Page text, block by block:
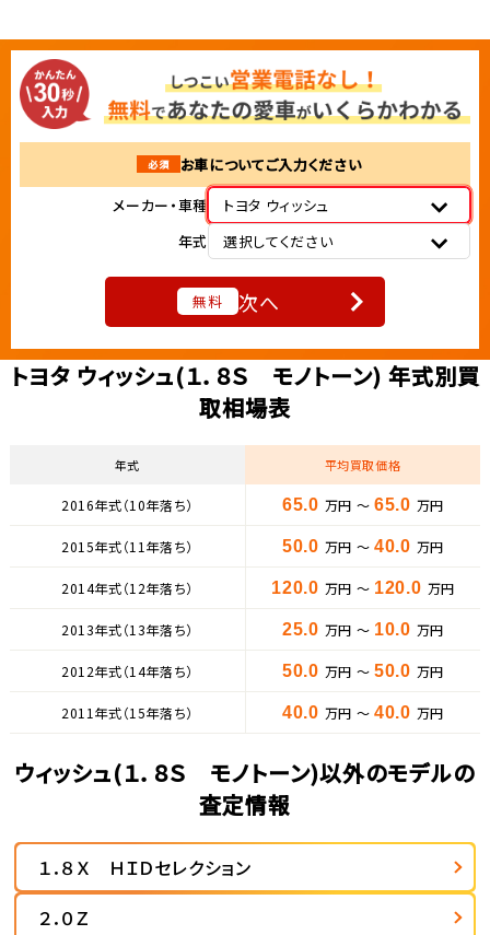
必須
お車についてご入力ください
メーカー・車種
トヨタ ウィッシュ
年式
選択してください
無料 次へ
トヨタ ウィッシュ(１．８Ｓ モノトーン) 年式別買
取相場表
年式 平均買取価格
2016年式（10年落ち） 65.0 万円 ～ 65.0 万円
2015年式（11年落ち） 50.0 万円 ～ 40.0 万円
2014年式（12年落ち） 120.0 万円 ～ 120.0 万円
2013年式（13年落ち） 25.0 万円 ～ 10.0 万円
2012年式（14年落ち） 50.0 万円 ～ 50.0 万円
2011年式（15年落ち） 40.0 万円 ～ 40.0 万円
ウィッシュ(１．８Ｓ モノトーン)以外のモデルの
査定情報
１．８Ｘ ＨＩＤセレクション
２．０Ｚ